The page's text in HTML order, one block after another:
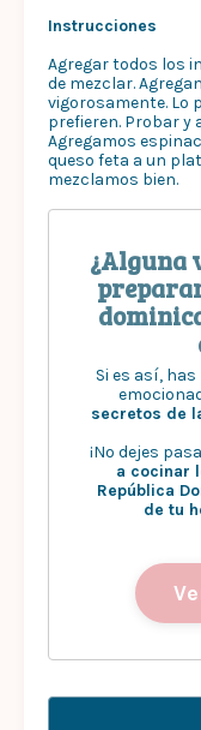
Instrucciones
Agregar todos los
de mezclar.
vigorosamente. Lo
prefieren. Probar y
Agregamos
queso feta a un
mezclamos bien.
¿Alguna
Si es así,
secretos de
¡No dejes
a cocinar
República
de tu